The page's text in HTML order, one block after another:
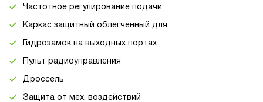
Частотное регулирование подачи
Каркас защитный облегченный для
Гидрозамок на выходных портах
Пульт радиоуправления
Дроссель
Защита от мех. воздействий